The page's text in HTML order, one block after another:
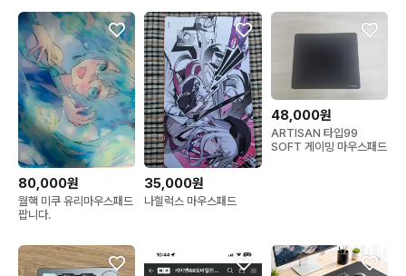
80,000원
월핵 미쿠 유리마우스패드
팝니다.
35,000원
나힐럭스 마우스패드
48,000원
ARTISAN 타입99
SOFT 게이밍 마우스패드